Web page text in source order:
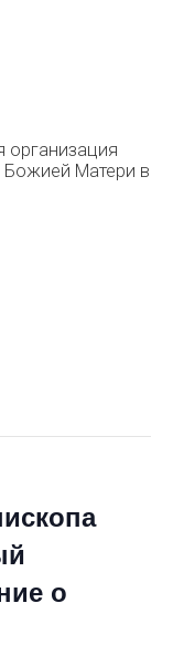
организация
Божией Матери в
о